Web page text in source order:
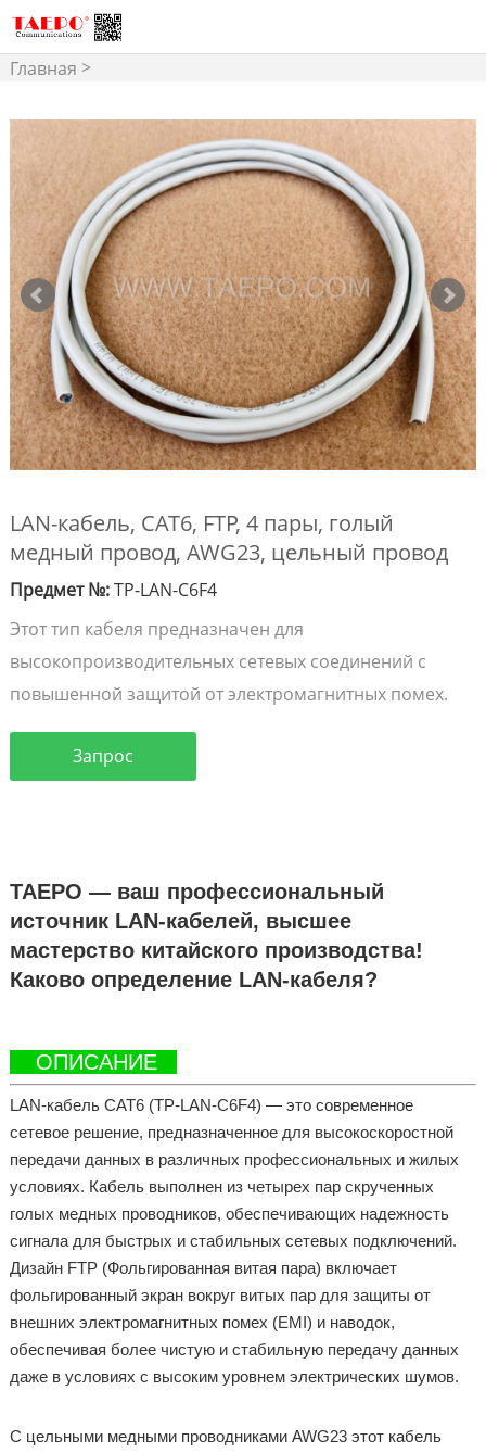
Главная >
Кабельная>Сетевой
LAN-кабель, CAT6, FTP, 4 пары, голый
медный провод, AWG23, цельный провод
Предмет №:TP-LAN-C6F4
Этот тип кабеля предназначен для
высокопроизводительных сетевых соединений с
повышенной защитой от электромагнитных помех.
Запрос
TAEPO — ваш профессиональный
источник LAN-кабелей, высшее
мастерство китайского производства!
Каково определение LAN-кабеля?
ОПИСАНИЕ
LAN-кабель CAT6 (TP-LAN-C6F4) — это современное
сетевое решение, предназначенное для высокоскоростной
передачи данных в различных профессиональных и жилых
условиях. Кабель выполнен из четырех пар скрученных
голых медных проводников, обеспечивающих надежность
сигнала для быстрых и стабильных сетевых подключений.
Дизайн FTP (Фольгированная витая пара) включает
фольгированный экран вокруг витых пар для защиты от
внешних электромагнитных помех (EMI) и наводок,
обеспечивая более чистую и стабильную передачу данных
даже в условиях с высоким уровнем электрических шумов.
С цельными медными проводниками AWG23 этот кабель